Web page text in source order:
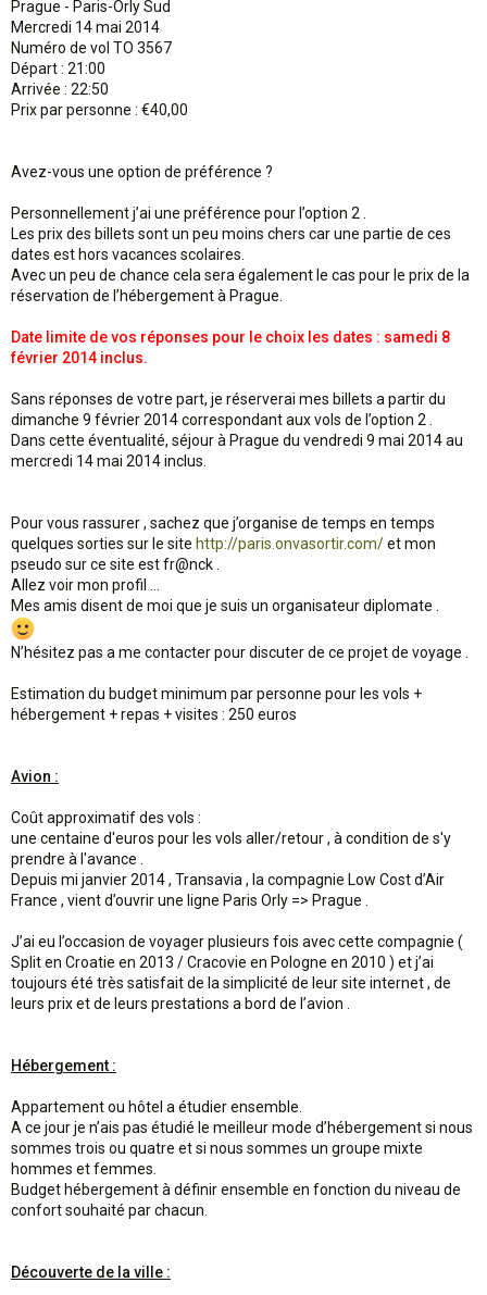
Prague - Paris-Orly Sud
Mercredi 14 mai 2014
Numéro de vol TO 3567
Départ : 21:00
Arrivée : 22:50
Prix par personne : €40,00
Avez-vous une option de préférence ?
Personnellement j’ai une préférence pour l’option 2 .
Les prix des billets sont un peu moins chers car une partie de ces
dates est hors vacances scolaires.
Avec un peu de chance cela sera également le cas pour le prix de la
réservation de l’hébergement à Prague.
Date limite de vos réponses pour le choix les dates : samedi 8
février 2014 inclus.
Sans réponses de votre part, je réserverai mes billets a partir du
dimanche 9 février 2014 correspondant aux vols de l’option 2 .
Dans cette éventualité, séjour à Prague du vendredi 9 mai 2014 au
mercredi 14 mai 2014 inclus.
Pour vous rassurer , sachez que j’organise de temps en temps
quelques sorties sur le site http://paris.onvasortir.com/et mon
pseudo sur ce site est fr@nck .
Allez voir mon profil …
Mes amis disent de moi que je suis un organisateur diplomate .
N’hésitez pas a me contacter pour discuter de ce projet de voyage .
Estimation du budget minimum par personne pour les vols +
hébergement + repas + visites : 250 euros
Avion :
Coût approximatif des vols :
une centaine d'euros pour les vols aller/retour , à condition de s'y
prendre à l'avance .
Depuis mi janvier 2014 , Transavia , la compagnie Low Cost d’Air
France , vient d’ouvrir une ligne Paris Orly => Prague .
J’ai eu l’occasion de voyager plusieurs fois avec cette compagnie (
Split en Croatie en 2013 / Cracovie en Pologne en 2010 ) et j’ai
toujours été très satisfait de la simplicité de leur site internet , de
leurs prix et de leurs prestations a bord de l’avion .
Hébergement :
Appartement ou hôtel a étudier ensemble.
A ce jour je n’ais pas étudié le meilleur mode d’hébergement si nous
sommes trois ou quatre et si nous sommes un groupe mixte
hommes et femmes.
Budget hébergement à définir ensemble en fonction du niveau de
confort souhaité par chacun.
Découverte de la ville :